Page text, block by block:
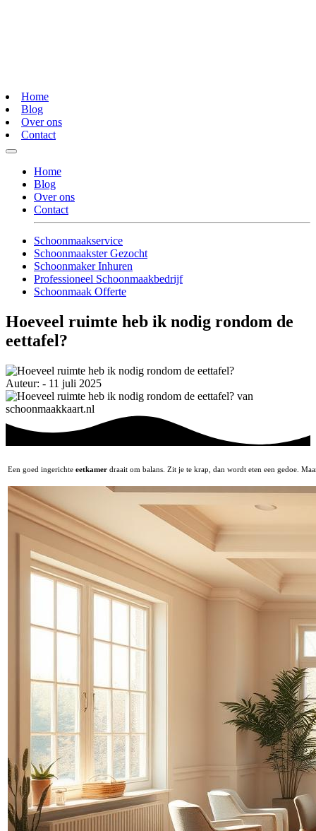
Home
Blog
Over ons
Contact
Home
Blog
Over ons
Contact
Schoonmaakservice
Schoonmaakster Gezocht
Schoonmaker Inhuren
Professioneel Schoonmaakbedrijf
Schoonmaak Offerte
Hoeveel ruimte heb ik nodig rondom de
eettafel?
Auteur: - 11 juli 2025
Een goed ingerichte eetkamer draait om balans. Zit je te krap, dan wordt eten een gedoe.